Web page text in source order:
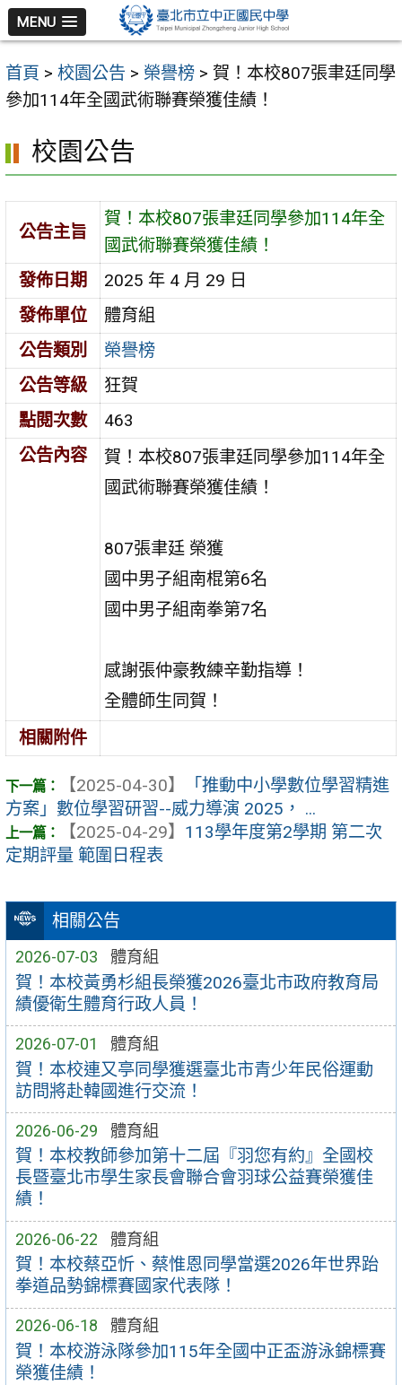
跳
至
主
要
容
區
MENU
首頁 > 校園公告 > 榮譽榜 > 賀！本校807張聿廷同學
參加114年全國武術聯賽榮獲佳績！
相關公告
2026-07-03 體育組
賀！本校黃勇杉組長榮獲2026臺北市政府教育局
績優衛生體育行政人員！
2026-07-01 體育組
賀！本校連又亭同學獲選臺北市青少年民俗運動
訪問將赴韓國進行交流！
2026-06-29 體育組
賀！本校教師參加第十二屆『羽您有約』全國校
長暨臺北市學生家長會聯合會羽球公益賽榮獲佳
績！
2026-06-22 體育組
賀！本校蔡亞忻、蔡惟恩同學當選2026年世界跆
拳道品勢錦標賽國家代表隊！
2026-06-18 體育組
賀！本校游泳隊參加115年全國中正盃游泳錦標賽
榮獲佳績！
校園公告
公告主旨
賀！本校807張聿廷同學參加114年全
國武術聯賽榮獲佳績！
發佈日期
2025 年 4 月 29 日
發佈單位
體育組
公告類別
榮譽榜
公告等級
狂賀
點閱次數
463
公告內容
賀！本校807張聿廷同學參加114年全
國武術聯賽榮獲佳績！
807張聿廷 榮獲
國中男子組南棍第6名
國中男子組南拳第7名
感謝張仲豪教練辛勤指導！
全體師生同賀！
相關附件
【2025-04-30】
「推動中小學數位學習精進
方案」數位學習研習--威力導演 2025， ...
【2025-04-29】 113學年度第2學期 第二次
定期評量 範圍日程表